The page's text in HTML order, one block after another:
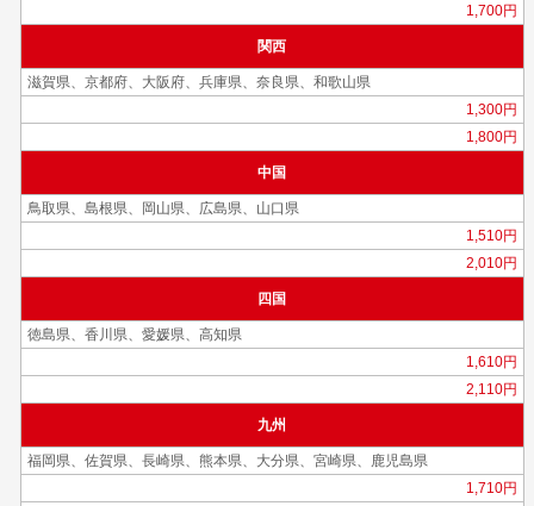
1,700円
関西
滋賀県、京都府、大阪府、兵庫県、奈良県、和歌山県
1,300円
1,800円
中国
鳥取県、島根県、岡山県、広島県、山口県
1,510円
2,010円
四国
徳島県、香川県、愛媛県、高知県
1,610円
2,110円
九州
福岡県、佐賀県、長崎県、熊本県、大分県、宮崎県、鹿児島県
1,710円